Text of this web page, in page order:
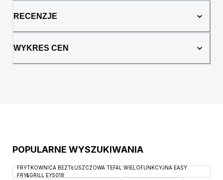
RECENZJE
WYKRES CEN
POPULARNE WYSZUKIWANIA
FRYTKOWNICA BEZTŁUSZCZOWA TEFAL WIELOFUNKCYJNA EASY
FRY&GRILL EY5018